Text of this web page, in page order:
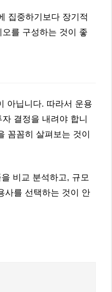
집중하기보다 장기적
를 구성하는 것이 좋
아닙니다. 따라서 운용
결정을 내려야 합니
꼼꼼히 살펴보는 것이
비교 분석하고, 규모
사를 선택하는 것이 안